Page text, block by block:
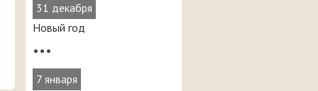
31 декабря
Новый год
•••
7 января